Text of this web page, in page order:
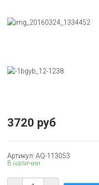
3720 руб
Артикул: AQ-113053
В наличии